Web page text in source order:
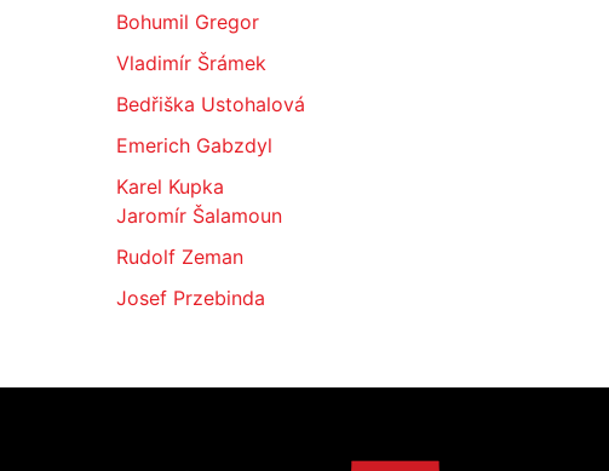
Bohumil Gregor
Vladimír Šrámek
Bedřiška Ustohalová
Emerich Gabzdyl
Karel Kupka
Jaromír Šalamoun
Rudolf Zeman
Josef Przebinda